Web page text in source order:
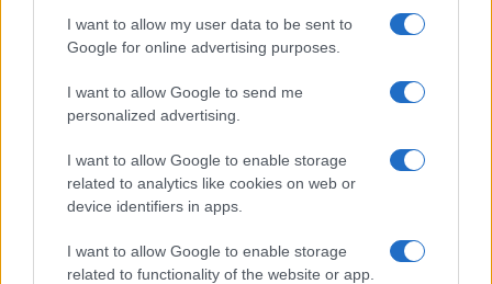
I want to allow my user data to be sent to
Google for online advertising purposes.
I want to allow Google to send me
personalized advertising.
I want to allow Google to enable storage
related to analytics like cookies on web or
device identifiers in apps.
I want to allow Google to enable storage
related to functionality of the website or app.
Incendio nella notte a Olbia, a fuoco due furgoni
A fuoco un deposito con bombole, intervento dei
vigili del fuoco a Rudalza